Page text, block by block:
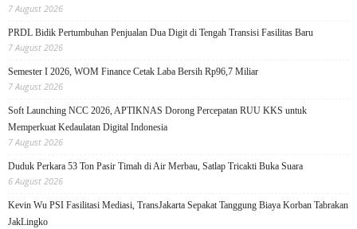
7 August 2026
PRDL Bidik Pertumbuhan Penjualan Dua Digit di Tengah Transisi Fasilitas Baru
7 August 2026
Semester I 2026, WOM Finance Cetak Laba Bersih Rp96,7 Miliar
7 August 2026
Soft Launching NCC 2026, APTIKNAS Dorong Percepatan RUU KKS untuk
Memperkuat Kedaulatan Digital Indonesia
7 August 2026
Duduk Perkara 53 Ton Pasir Timah di Air Merbau, Satlap Tricakti Buka Suara
6 August 2026
Kevin Wu PSI Fasilitasi Mediasi, TransJakarta Sepakat Tanggung Biaya Korban Tabrakan
JakLingko